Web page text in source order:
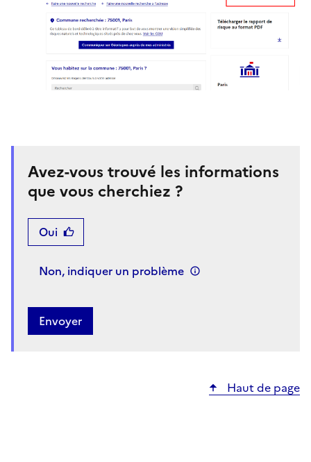
Avez-vous trouvé les informations
que vous cherchiez ?
Oui
Non, indiquer un problème
Haut de page